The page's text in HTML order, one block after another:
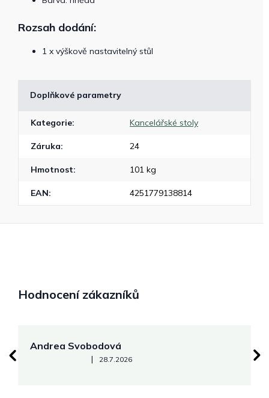
Rozsah dodání:
1 x výškově nastavitelný stůl
Doplňkové parametry
Kategorie: Kancelářské stoly
Záruka: 24
Hmotnost: 101 kg
EAN: 4251779138814
Hodnocení zákazníků
Andrea Svobodová
Hodnocení obchodu je 5 z 5 hvězdiček.
| 28.7.2026